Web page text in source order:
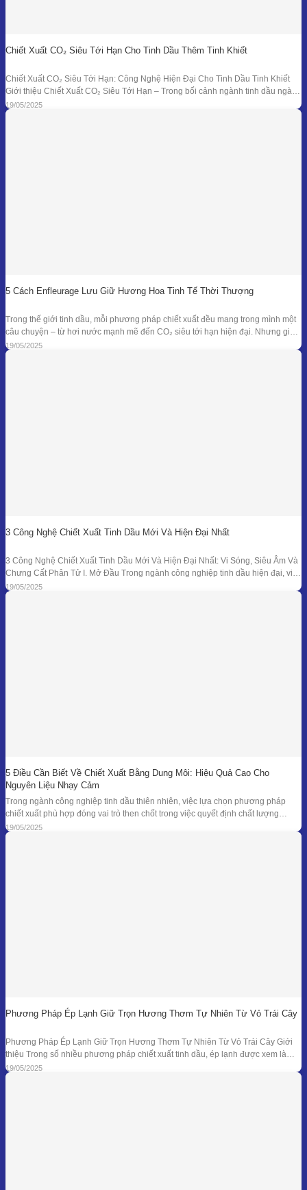
Chiết Xuất CO₂ Siêu Tới Hạn Cho Tinh Dầu Thêm Tinh Khiết
Chiết Xuất CO₂ Siêu Tới Hạn: Công Nghệ Hiện Đại Cho Tinh Dầu Tinh Khiết
Giới thiệu Chiết Xuất CO₂ Siêu Tới Hạn – Trong bối cảnh ngành tinh dầu ngày
càng đồi hỏi cao về độ tinh khiết, tính an toàn và hiệu quả sinh học, phương
pháp chiết xuất bằng CO₂ siêu tới
19/05/2025
5 Cách Enfleurage Lưu Giữ Hương Hoa Tinh Tế Thời Thượng
Trong thế giới tinh dầu, mỗi phương pháp chiết xuất đều mang trong mình một
câu chuyện – từ hơi nước mạnh mẽ đến CO₂ siêu tới hạn hiện đại. Nhưng giữa
dòng chảy công nghệ ấy, enfleurage – một kỹ thuật cổ xưa và tinh tế – vẫn tồn
tại như một biểu tượng
19/05/2025
3 Công Nghệ Chiết Xuất Tinh Dầu Mới Và Hiện Đại Nhất
3 Công Nghệ Chiết Xuất Tinh Dầu Mới Và Hiện Đại Nhất: Vi Sóng, Siêu Âm Và
Chưng Cất Phân Tử I. Mở Đầu Trong ngành công nghiệp tinh dầu hiện đại, việc
tối ưu hóa hiệu suất chiết xuất, giữ nguyên hương thơm và hoạt chất trị liệu là
mục tiêu hàng đầu. Bên
19/05/2025
5 Điều Cần Biết Về Chiết Xuất Bằng Dung Môi: Hiệu Quả Cao Cho
Nguyên Liệu Nhạy Cảm
Trong ngành công nghiệp tinh dầu thiên nhiên, việc lựa chọn phương pháp
chiết xuất phù hợp đóng vai trò then chốt trong việc quyết định chất lượng
thành phẩm – đặc biệt là đối với những loại nguyên liệu cao cấp và nhạy cảm.
Khi các phương pháp truyền thống như chưng cất lôi
19/05/2025
Phương Pháp Ép Lạnh Giữ Trọn Hương Thơm Tự Nhiên Từ Vỏ Trái Cây
Phương Pháp Ép Lạnh Giữ Trọn Hương Thơm Tự Nhiên Từ Vỏ Trái Cây Giới
thiệu Trong số nhiều phương pháp chiết xuất tinh dầu, ép lạnh được xem là
một trong những kỹ thuật đối với nguyên liệu đặc thù – đặc biệt là vỏ các loại
quả có mùi hương tươi mát như
19/05/2025